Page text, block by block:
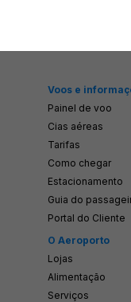
Voos e
Painel de voo
Cias aéreas
Tarifas
Como chegar
Estacionamento
Guia do
Portal do Cliente
O Aeroporto
Lojas
Alimentação
Serviços